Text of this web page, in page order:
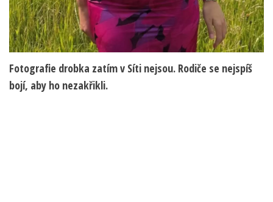
Fotografie drobka zatím v Síti nejsou. Rodiče se nejspíš
bojí, aby ho nezakřikli.